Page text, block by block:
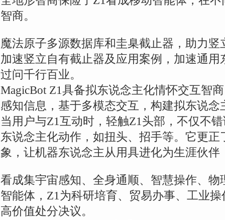
智商。
魔法原子多源数据库和圭臬截止器，助力
加速竖立自有截止器及应用案例，加速通
过问千行百业。
MagicBot Z1具备拟东说念主化情怀交互智
感知信息，基于多模态交互，构建拟东说念
当用户与Z1互动时，轻触Z1头部，不仅不
东说念主化动作，如扭头、招手等。它更
象，让机器东说念主从用具进化为生涯伙伴
看成集宇宙感知、全身通顺、智慧操作、
智能体，Z1为科研培育、贸易办事、工业
高价值处分决议。